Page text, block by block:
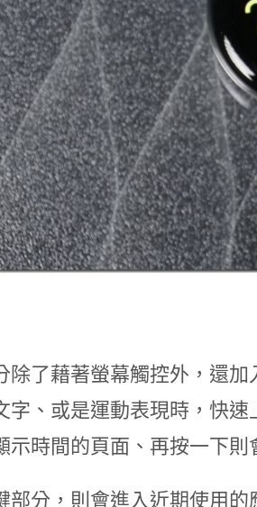
除了藉著螢幕觸控外，還
字、或是運動表現時，快速
示時間的頁面、再按一下則
部分，則會進入近期使用